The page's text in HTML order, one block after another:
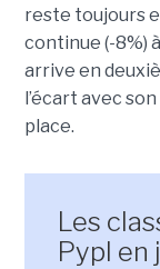
reste toujours
continue (-8%)
arrive en
l’écart avec
place.
Les
Pypl